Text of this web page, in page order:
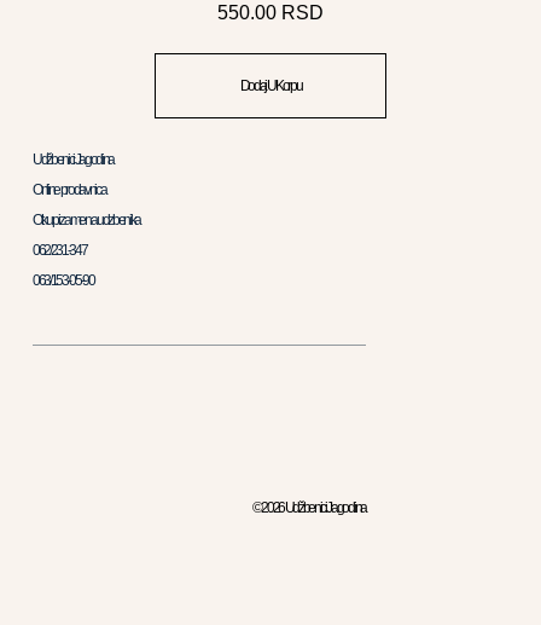
550.00 RSD
Dodaj U Korpu
© 2026 Udžbenici Jagodina
Udžbenici Jagodina
Online prodavnica
Otkup i zamena udzbenika
062/231-347
063/153-05-90